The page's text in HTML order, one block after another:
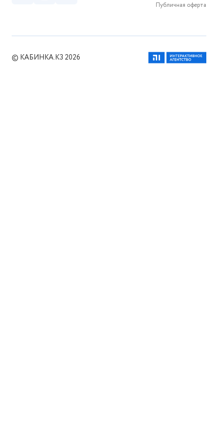
Публичная оферта
© КАБИНКА.КЗ 2026